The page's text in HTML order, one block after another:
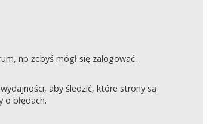
np żebyś mógł się zalogować.
aby śledzić, które strony są
błędach.